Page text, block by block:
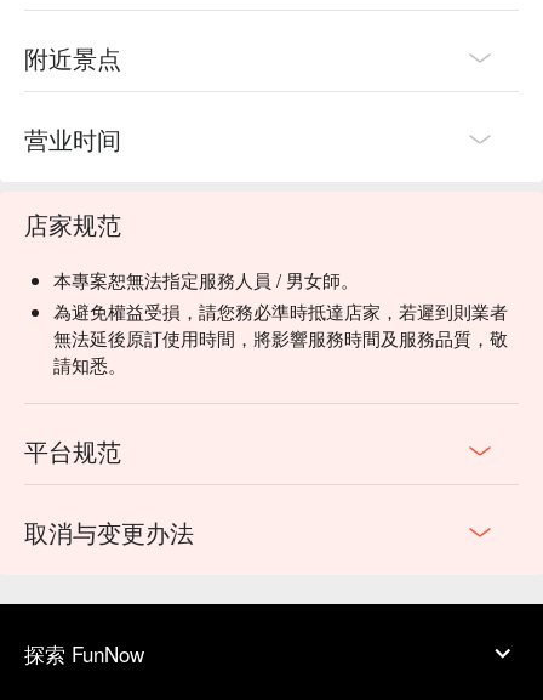
附近景点
营业时间
店家规范
本專案恕無法指定服務人員 / 男女師。
為避免權益受損，請您務必準時抵達店家，若遲到則業者
無法延後原訂使用時間，將影響服務時間及服務品質，敬
請知悉。
平台规范
取消与变更办法
探索 FunNow